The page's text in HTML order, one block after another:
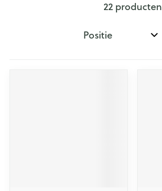
22producten
Sorteer op: